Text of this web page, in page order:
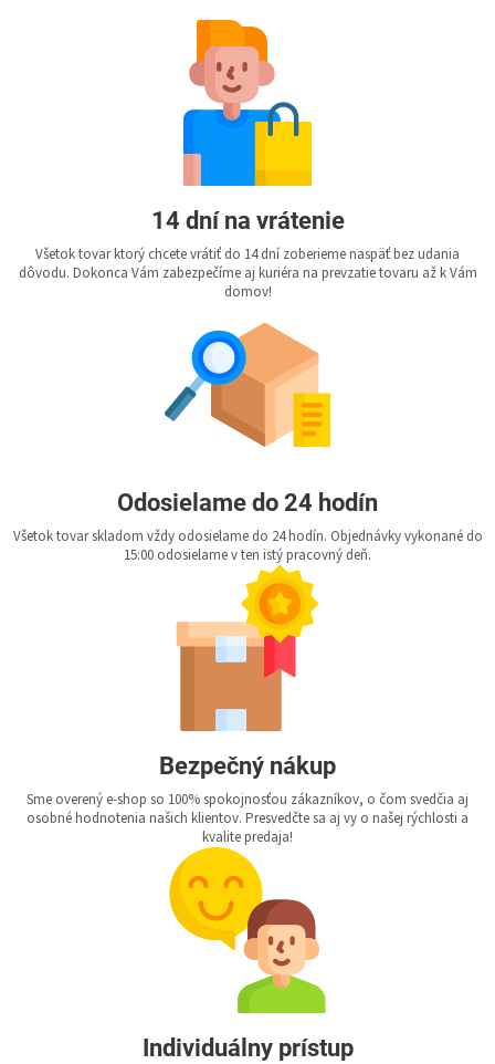
14 dní na vrátenie
Všetok tovar ktorý chcete vrátiť do 14 dní zoberieme naspäť bez udania
dôvodu. Dokonca Vám zabezpečíme aj kuriéra na prevzatie tovaru až k Vám
domov!
Odosielame do 24 hodín
Všetok tovar skladom vždy odosielame do 24 hodín. Objednávky vykonané do
15:00 odosielame v ten istý pracovný deň.
Bezpečný nákup
Sme overený e-shop so 100% spokojnosťou zákazníkov, o čom svedčia aj
osobné hodnotenia našich klientov. Presvedčte sa aj vy o našej rýchlosti a
kvalite predaja!
Individuálny prístup